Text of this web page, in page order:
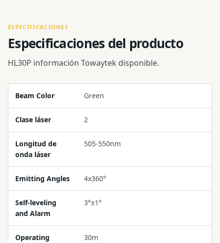
ESPECIFICACIONES
Especificaciones del producto
HL30P información Towaytek disponible.
Beam Color Green
Clase láser 2
Longitud de
onda láser
505-550nm
Emitting Angles 4x360°
Self-leveling
and Alarm
3°±1°
Operating
30m